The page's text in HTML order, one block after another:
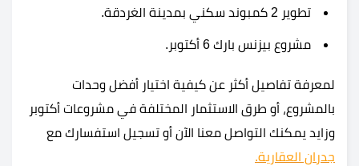
تطوير 2 كمبوند سكني بمدينة الغردقة.
مشروع بيزنس بارك 6 أكتوبر.
لمعرفة تفاصيل أكثر عن كيفية اختيار أفضل وحدات
بالمشروع، أو طرق الاستثمار المختلفة في مشروعات أكتوبر
وزايد يمكنك التواصل معنا الآن أو تسجيل استفسارك مع
جدران العقارية.